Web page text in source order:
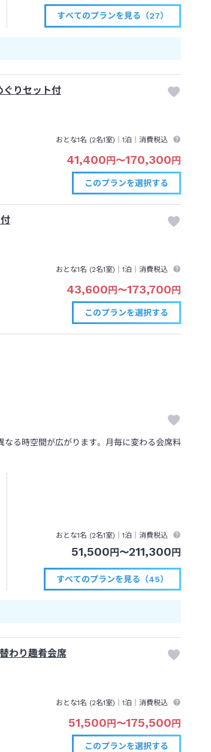
すべてのプランを見る（27）
ぐりセット付
おとな1名 (2名1室)｜1泊 ｜消費税込
41,400円〜170,300円
このプランを選択する
おとな1名 (2名1室)｜1泊 ｜消費税込
43,600円〜173,700円
このプランを選択する
る時空間が広がります。月毎に変わる会席料
おとな1名 (2名1室)｜1泊 ｜消費税込
51,500円〜211,300円
すべてのプランを見る（45）
わり趣肴会席
おとな1名 (2名1室)｜1泊 ｜消費税込
51,500 円 〜175,500 円
このプランを選択する